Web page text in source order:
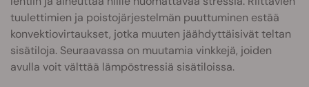
tuulettimien ja poistojärjestelmän puuttuminen estää
konvektiovirtaukset, jotka muuten jäähdyttäisivät teltan
sisätiloja. Seuraavassa on muutamia vinkkejä, joiden
avulla voit välttää lämpöstressiä sisätiloissa.